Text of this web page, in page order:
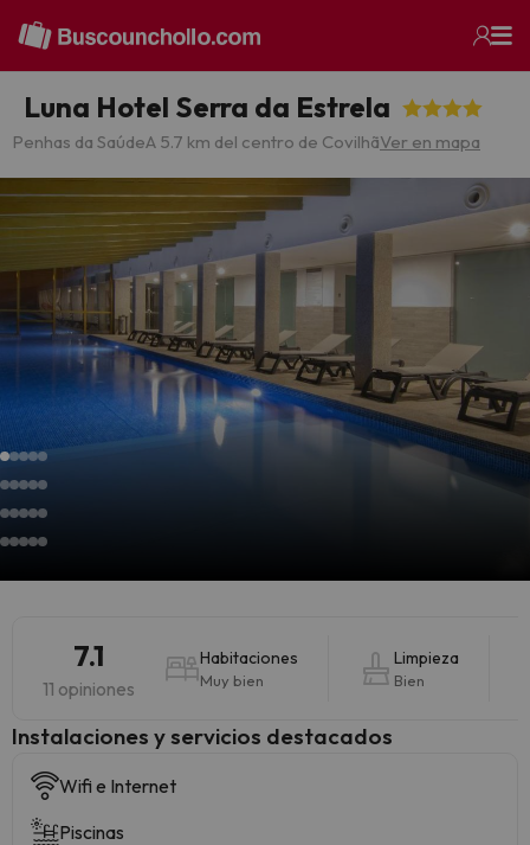
Luna Hotel Serra da Estrela
Penhas da SaúdeA 5.7 km del centro de CovilhãVer en mapa
7.1
11 opiniones
Habitaciones
Muy bien
Limpieza
Bien
Instalaciones y servicios destacados
Wifi e Internet
Piscinas